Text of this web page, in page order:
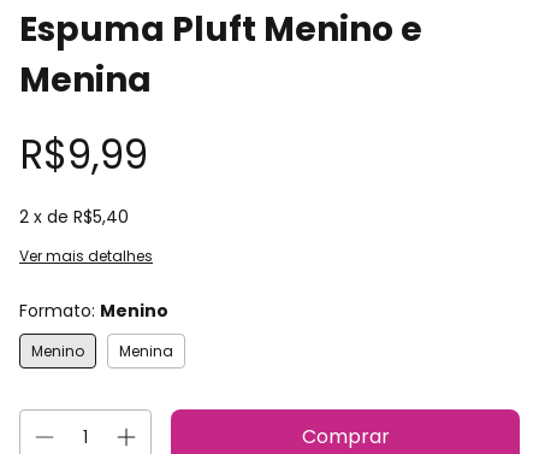
Espuma Pluft Menino e
Menina
R$9,99
2 x de R$5,40
Ver mais detalhes
Formato: Menino
Menino Menina